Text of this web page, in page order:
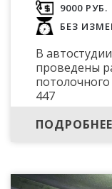
9000 РУБ.
БЕЗ
В
проведены
447
ПОДРОБНЕЕ